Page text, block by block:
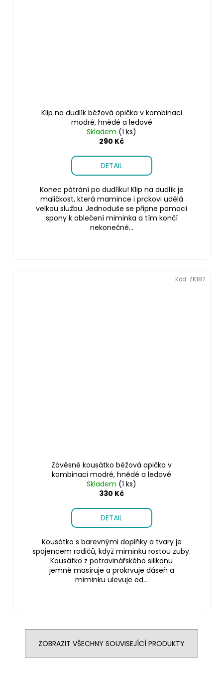
Klip na dudlík béžová opička v kombinaci
modré, hnědé a ledové
Skladem (1 ks)
290 Kč
DETAIL
Konec pátrání po dudlíku! Klip na dudlík je
maličkost, která mamince i prckovi udělá
velkou službu. Jednoduše se připne pomocí
spony k oblečení miminka a tím končí
nekonečné...
Závěsné kousátko béžová opička v
kombinaci modré, hnědé a ledové
Skladem (1 ks)
330 Kč
DETAIL
Kousátko s barevnými doplňky a tvary je
spojencem rodičů, když miminku rostou zuby.
Kousátko z potravinářského silikonu
jemně masíruje a prokrvuje dáseň a
miminku ulevuje od...
Kód: ZK187
ZOBRAZIT VŠECHNY SOUVISEJÍCÍ PRODUKTY